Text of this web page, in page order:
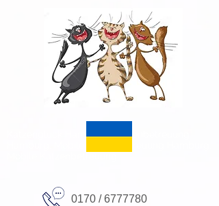
Katzenglück Hamburg, Katzenbetreuung
0170 /6777780